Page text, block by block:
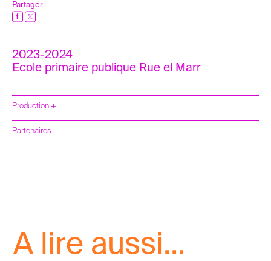
2023-2024
Ecole primaire publique Rue el Marr
Production +
Partenaires +
Partager
A lire aussi...